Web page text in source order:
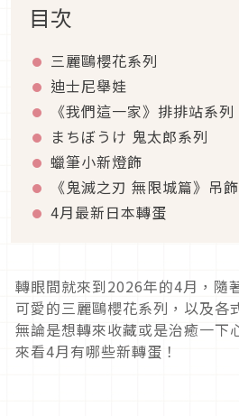
目次
三麗鷗櫻花系列
迪士尼舉娃
《我們這一家》排排站系列
まちぼうけ 鬼太郎系列
蠟筆小新燈飾
《鬼滅之刃 無限城篇》吊飾
4月最新日本轉蛋
轉眼間就來到2026年的4月，隨
可愛的三麗鷗櫻花系列，以及各
無論是想轉來收藏或是治癒一下
來看4月有哪些新轉蛋！